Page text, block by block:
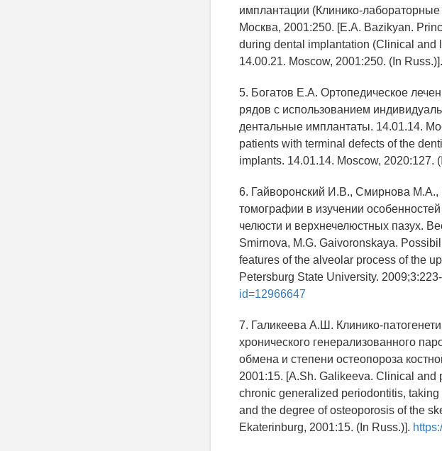
имплантации (Клинико-
Москва, 2001:250. [E.A. Bazikyan.
during dental implantation (Clinical and
14.00.21. Moscow, 2001:250. (In Russ.)].
5. Богатов Е.А. Ортопедическое
рядов с использованием
дентальные имплантаты. 14.01.14.
patients with terminal defects of the
implants. 14.01.14. Moscow, 2020:127.
6. Гайворонский И.В., Смирнова М.А.,
томографии в изучении
челюсти и верхнечелюстных пазух.
Smirnova, M.G. Gaivoronskaya.
features of the alveolar process of the
Petersburg State University.
id=12966647
7. Галикеева А.Ш. Клинико-
хронического генерализованного
обмена и степени остеопороза
2001:15. [A.Sh. Galikeeva. Clinical and
chronic generalized periodontitis,
and the degree of osteoporosis of the
Ekaterinburg, 2001:15. (In Russ.)].